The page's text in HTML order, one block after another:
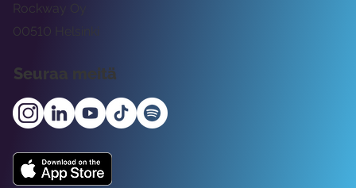
Rockway Oy
00510 Helsinki
Seuraa meitä